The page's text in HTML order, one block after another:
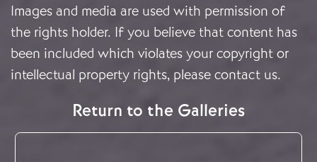
Images and media are used with permission of
the rights holder. If you believe that content has
been included which violates your copyright or
intellectual property rights, please contact us.
Return to the Galleries